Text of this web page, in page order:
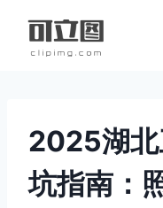
2025湖北
坑指南：